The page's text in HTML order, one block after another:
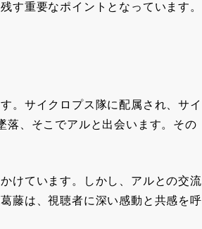
す重要なポイントとなっています。
。サイクロプス隊に配属され、サイ
落、そこでアルと出会います。その
けています。しかし、アルとの交流
藤は、視聴者に深い感動と共感を呼